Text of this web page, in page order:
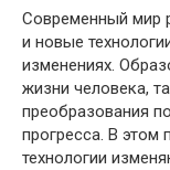
Современный мир
и новые
изменениях.
жизни человека,
преобразования
прогресса. В этом
технологии